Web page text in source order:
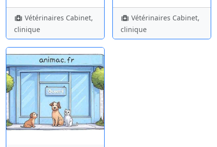
Vétérinaires Cabinet,
clinique
Vétérinaires Cabinet,
clinique